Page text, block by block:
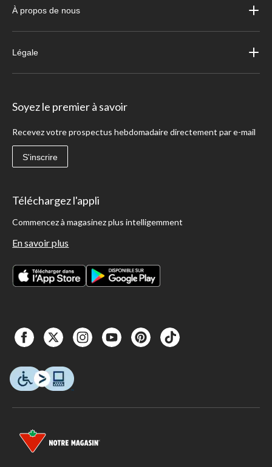
À propos de nous
Légale
Soyez le premier à savoir
Recevez votre prospectus hebdomadaire directement par e-mail
S'inscrire
Téléchargez l'appli
Commencez à magasinez plus intelligemment
En savoir plus